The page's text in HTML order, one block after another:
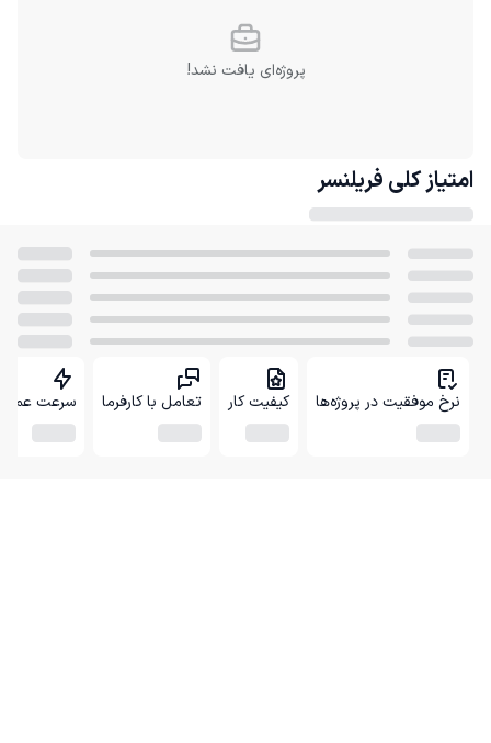
پروژه‌ای یافت نشد!
امتیاز کلی فریلنسر
نرخ موفقیت در پروژه‌ها کیفیت کار تعامل با کارفرما سرعت عمل